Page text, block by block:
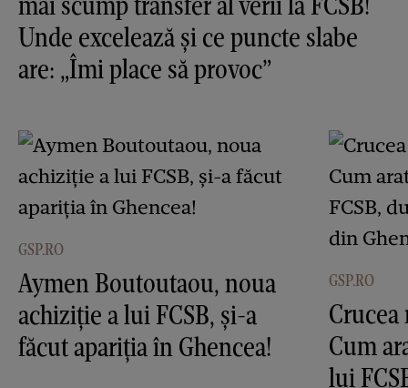
Unde excelează și ce puncte slabe
are: „Îmi place să provoc”
GSP.RO
Aymen Boutoutaou, noua
achiziție a lui FCSB, și-a
făcut apariția în Ghencea!
GSP.RO
Crucea
Cum
lui